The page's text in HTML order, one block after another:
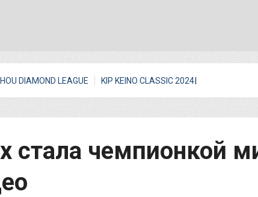
DIAMOND LEAGUE I
KIP KEINO CLASSIC 2024
стала чемпионкой